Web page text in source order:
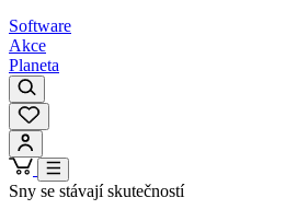
Software
Akce
Planeta
Sny se stávají skutečností